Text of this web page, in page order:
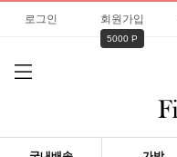
로그인 회원가입
5000 P